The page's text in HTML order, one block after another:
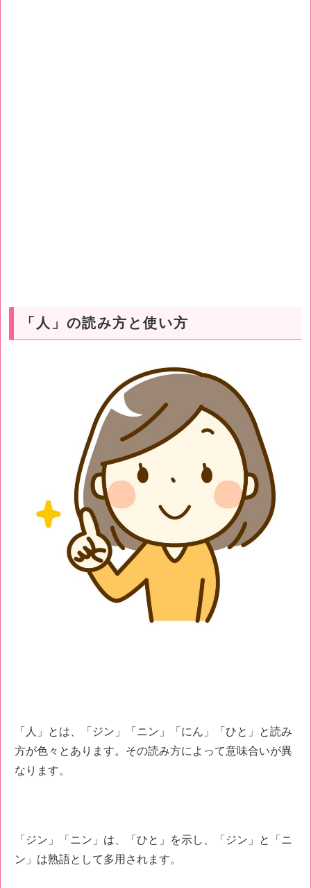
「人」の読み方と使い方
「人」とは、「ジン」「ニン」「にん」「ひと」と読み
方が色々とあります。その読み方によって意味合いが異
なります。
「ジン」「ニン」は、「ひと」を示し、「ジン」と「ニ
ン」は熟語として多用されます。